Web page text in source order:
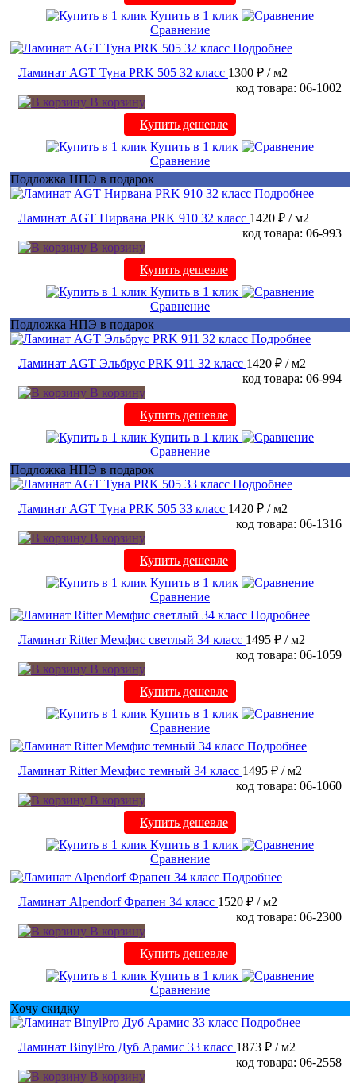
Купить в 1 клик
Сравнение
Подробнее
Ламинат AGT Туна PRK 505 32 класс 1300 ₽ / м2
код товара: 06-1002
В корзину
Купить дешевле
Купить в 1 клик
Сравнение
Подложка НПЭ в подарок
Подробнее
Ламинат AGT Нирвана PRK 910 32 класс 1420 ₽ / м2
код товара: 06-993
В корзину
Купить дешевле
Купить в 1 клик
Сравнение
Подложка НПЭ в подарок
Подробнее
Ламинат AGT Эльбрус PRK 911 32 класс 1420 ₽ / м2
код товара: 06-994
В корзину
Купить дешевле
Купить в 1 клик
Сравнение
Подложка НПЭ в подарок
Подробнее
Ламинат AGT Туна PRK 505 33 класс 1420 ₽ / м2
код товара: 06-1316
В корзину
Купить дешевле
Купить в 1 клик
Сравнение
Подробнее
Ламинат Ritter Мемфис светлый 34 класс 1495 ₽ / м2
код товара: 06-1059
В корзину
Купить дешевле
Купить в 1 клик
Сравнение
Подробнее
Ламинат Ritter Мемфис темный 34 класс 1495 ₽ / м2
код товара: 06-1060
В корзину
Купить дешевле
Купить в 1 клик
Сравнение
Подробнее
Ламинат Alpendorf Фрапен 34 класс 1520 ₽ / м2
код товара: 06-2300
В корзину
Купить дешевле
Купить в 1 клик
Сравнение
Хочу скидку
Подробнее
Ламинат BinylPro Дуб Арамис 33 класс 1873 ₽ / м2
код товара: 06-2558
В корзину